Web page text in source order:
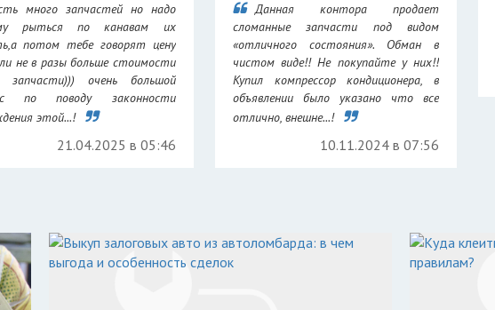
много запчастей но надо
рыться по канавам их
потом тебе говорят цену
не в разы больше стоимости
запчасти))) очень большой
по поводу законности
этой...!
21.04.2025 в 05:46
Данная контора продает
сломанные запчасти под видом
«отличного состояния». Обман в
чистом виде!! Не покупайте у них!!
Купил компрессор кондиционера, в
объявлении было указано что все
отлично, внешне...!
10.11.2024 в 07:56